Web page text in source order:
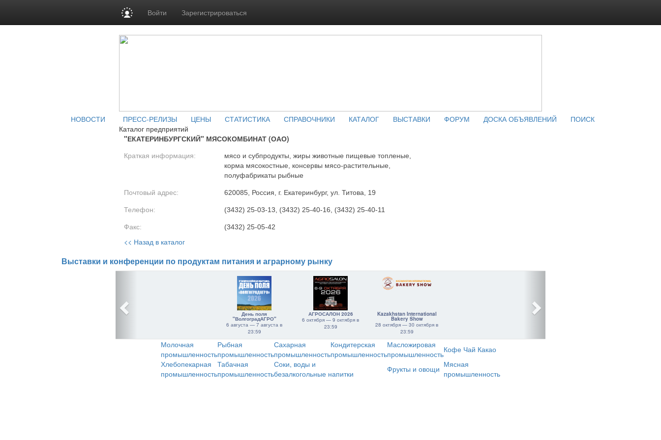
Войти Зарегистрироваться
НОВОСТИ ПРЕСС-РЕЛИЗЫ ЦЕНЫ СТАТИСТИКА СПРАВОЧНИКИ КАТАЛОГ ВЫСТАВКИ ФОРУМ ДОСКА ОБЪЯВЛЕНИЙ
ПОИСК
Каталог предприятий
"ЕКАТЕРИНБУРГСКИЙ" МЯСОКОМБИНАТ (ОАО)
Краткая информация:
мясо и субпродукты, жиры животные пищевые топленые,
корма мясокостные, консервы мясо-растительные,
полуфабрикаты рыбные
Почтовый адрес: 620085, Россия, г. Екатеринбург, ул. Титова, 19
Телефон: (3432) 25-03-13, (3432) 25-40-16, (3432) 25-40-11
Факс: (3432) 25-05-42
<< Назад в каталог
Выставки и конференции по продуктам питания и аграрному рынку
День поля
"ВолгоградАГРО"
6 августа — 7 августа в
23:59
АГРОСАЛОН 2026
6 октября — 9 октября в
23:59
Kazakhstan International
Bakery Show
28 октября — 30 октября в
23:59
Молочная
промышленность
Рыбная
промышленность
Сахарная
промышленность
Кондитерская
промышленность
Масложировая
промышленностьКофе Чай Какао
Хлебопекарная
промышленность
Табачная
промышленность
Соки, воды и
безалкогольные напитки
Фрукты и овощи Мясная
промышленность